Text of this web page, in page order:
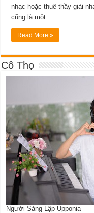
nhạc hoặc thuê thầy giải
cũng là một …
Read More »
Cô Thọ
Người Sáng Lập Upponia